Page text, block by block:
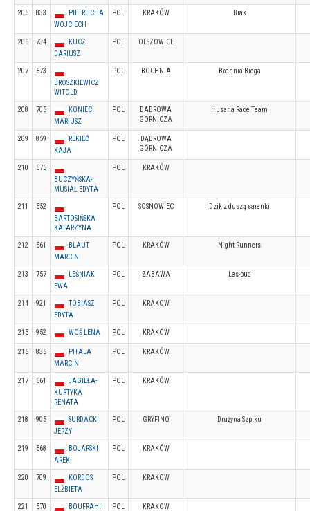
205 833
PIETRUCHA
WOJCIECH
POL KRAKÓW Brak
206 734
KUCZ
DARIUSZ
POL OLSZOWICE
207
573
BROSZKIEWICZ
WITOLD
POL BOCHNIA Bochnia Biega
208 705
KONIEC
MARIUSZ
POL
DABROWA
GORNICZA
Husaria Race Team
209 859
REKIEĆ
KAJA
POL
DĄBROWA
GÓRNICZA
210
575
BUCZYŃSKA-
MUSIAŁ EDYTA
POL KRAKÓW
211
552
BARTOSIŃSKA
KATARZYNA
POL SOSNOWIEC Dzik z duszą sarenki
212 561
BLAUT
MARCIN
POL KRAKÓW Night Runners
213 757
LEŚNIAK
EWA
POL ZABAWA Les-bud
214 921
TOBIASZ
EDYTA
POL KRAKOW
215 952 WOŚ LENA POL KRAKÓW
216 835
PITALA
MARCIN
POL KRAKÓW
217 661
JAGIEŁA-
KURTYKA
RENATA
POL KRAKÓW
218 905
SURDACKI
JERZY
POL GRYFINO Drużyna Szpiku
219 568
BOJARSKI
AREK
POL KRAKÓW
220 709
KORDOS
ELŻBIETA
POL KRAKOW
221 570
BOUFRAHI
POL KRAKOW